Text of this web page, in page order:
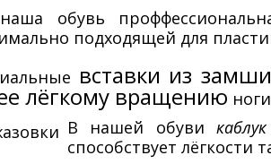
обувь
подходящей для
вставки из замши
лёгкому вращению
В нашей обувикаблук
способствует лёгкости